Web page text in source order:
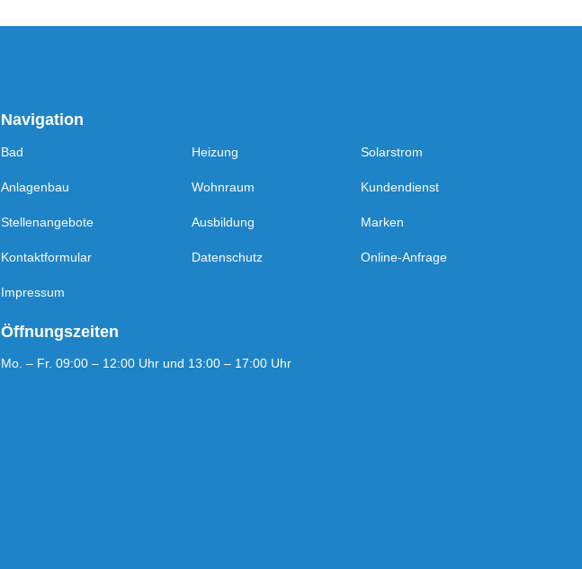
Navigation
Bad Heizung Solarstrom
Anlagenbau Wohnraum Kundendienst
Stellenangebote Ausbildung Marken
Kontaktformular Datenschutz Online-Anfrage
Impressum
Öffnungszeiten
Mo. – Fr. 09:00 – 12:00 Uhr und 13:00 – 17:00 Uhr